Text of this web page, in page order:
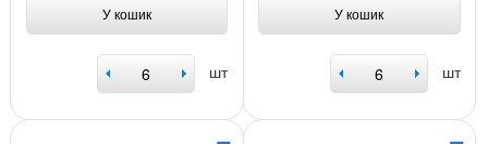
У кошик
шт
У кошик
шт